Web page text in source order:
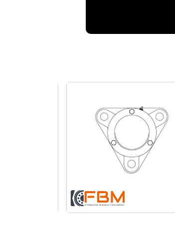
Rolamento linear de
precisão